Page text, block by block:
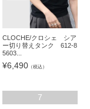
CLOCHE/クロシェ シア
ー切り替えタンク 612-8
5603...
¥6,490 （税込）
7